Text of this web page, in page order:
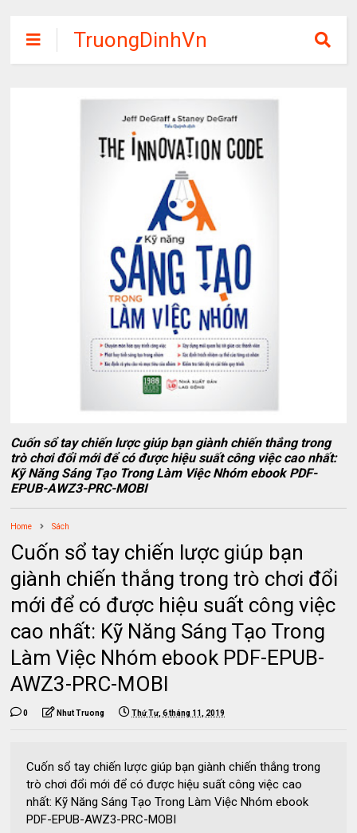
TruongDinhVn
Chia sẽ ebook,
phần mềm học
tập miễn phí
Cuốn sổ tay chiến lược giúp bạn giành chiến thắng trong
trò chơi đổi mới để có được hiệu suất công việc cao nhất:
Kỹ Năng Sáng Tạo Trong Làm Việc Nhóm ebook PDF-
EPUB-AWZ3-PRC-MOBI
Home Sách
Cuốn sổ tay chiến lược giúp bạn
giành chiến thắng trong trò chơi đổi
mới để có được hiệu suất công việc
cao nhất: Kỹ Năng Sáng Tạo Trong
Làm Việc Nhóm ebook PDF-EPUB-
AWZ3-PRC-MOBI
0 Nhut Truong Thứ Tư, 6 tháng 11, 2019
Cuốn sổ tay chiến lược giúp bạn giành chiến thắng trong
trò chơi đổi mới để có được hiệu suất công việc cao
nhất: Kỹ Năng Sáng Tạo Trong Làm Việc Nhóm ebook
PDF-EPUB-AWZ3-PRC-MOBI